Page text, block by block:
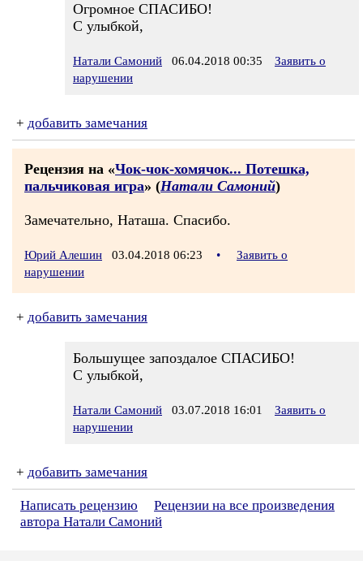
Огромное СПАСИБО!
С улыбкой,
Натали Самоний 06.04.2018 00:35
Заявить о
нарушении
+ добавить замечания
Рецензия на «Чок-чок-хомячок... Потешка,
пальчиковая игра» (Натали Самоний)
Замечательно, Наташа. Спасибо.
Юрий Алешин 03.04.2018 06:23 •
Заявить о
нарушении
+ добавить замечания
Большущее запоздалое СПАСИБО!
С улыбкой,
Натали Самоний 03.07.2018 16:01
Заявить о
нарушении
+ добавить замечания
Написать рецензию
Рецензии на все произведения
автора Натали Самоний